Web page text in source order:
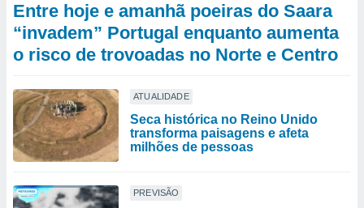
Entre hoje e amanhã poeiras do Saara
“invadem” Portugal enquanto aumenta
o risco de trovoadas no Norte e Centro
ATUALIDADE
Seca histórica no Reino Unido
transforma paisagens e afeta
milhões de pessoas
PREVISÃO